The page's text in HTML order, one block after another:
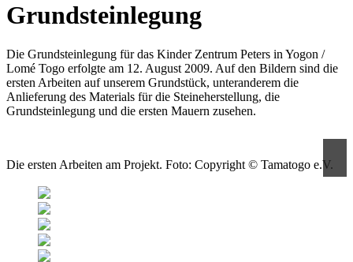
Grundsteinlegung
Die Grundsteinlegung für das Kinder Zentrum Peters in Yogon /
Lomé Togo erfolgte am 12. August 2009. Auf den Bildern sind die
ersten Arbeiten auf unserem Grundstück, unteranderem die
Anlieferung des Materials für die Steineherstellung, die
Grundsteinlegung und die ersten Mauern zusehen.
Die ersten Arbeiten am Projekt. Foto: Copyright © Tamatogo e.V.